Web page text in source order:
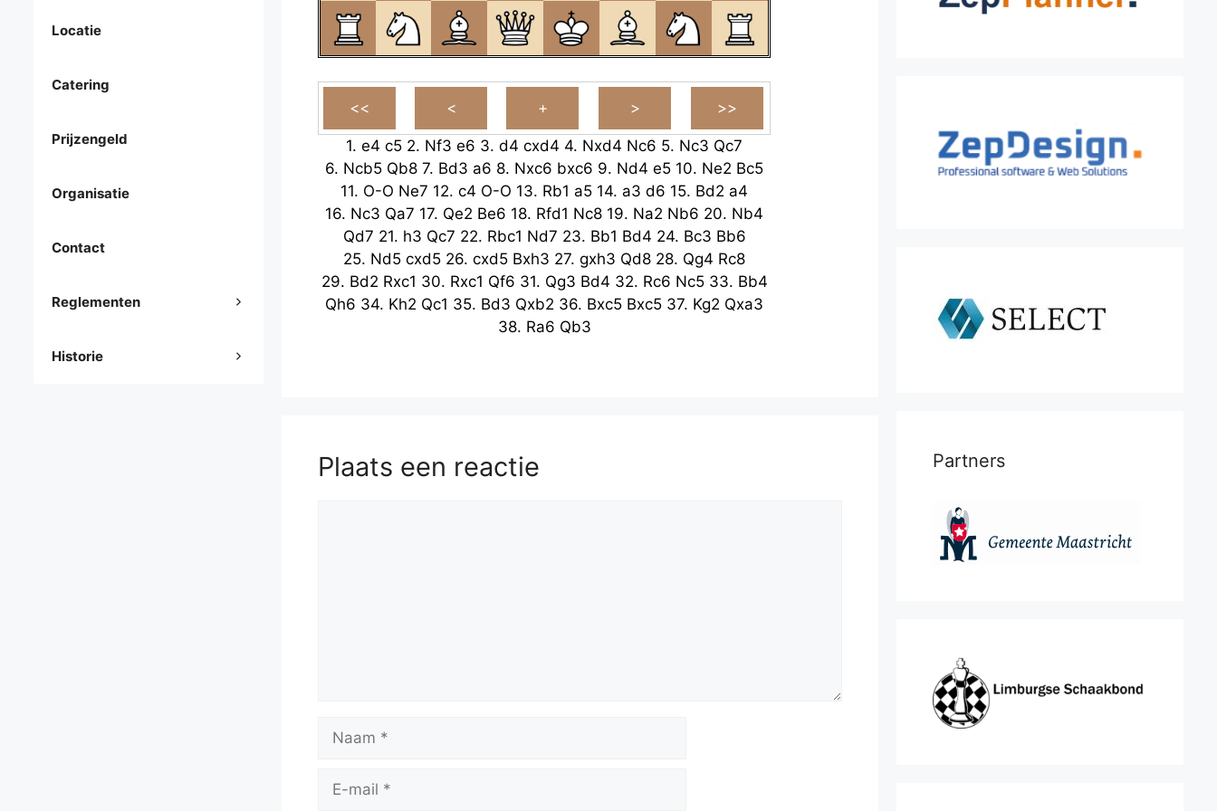
1. e4 c5 2. Nf3 e6 3. d4 cxd4 4. Nxd4 Nc6 5. Nc3 Qc7
6. Ncb5 Qb8 7. Bd3 a6 8. Nxc6 bxc6 9. Nd4 e5 10. Ne2 Bc5
11. O-O Ne7 12. c4 O-O 13. Rb1 a5 14. a3 d6 15. Bd2 a4
16. Nc3 Qa7 17. Qe2 Be6 18. Rfd1 Nc8 19. Na2 Nb6 20. Nb4
Qd7 21. h3 Qc7 22. Rbc1 Nd7 23. Bb1 Bd4 24. Bc3 Bb6
25. Nd5 cxd5 26. cxd5 Bxh3 27. gxh3 Qd8 28. Qg4 Rc8
29. Bd2 Rxc1 30. Rxc1 Qf6 31. Qg3 Bd4 32. Rc6 Nc5 33. Bb4
Qh6 34. Kh2 Qc1 35. Bd3 Qxb2 36. Bxc5 Bxc5 37. Kg2 Qxa3
38. Ra6 Qb3
Plaats een reactie
mail
Locatie
Catering
Prijzengeld
Organisatie
Contact
Reglementen
Historie
Partners